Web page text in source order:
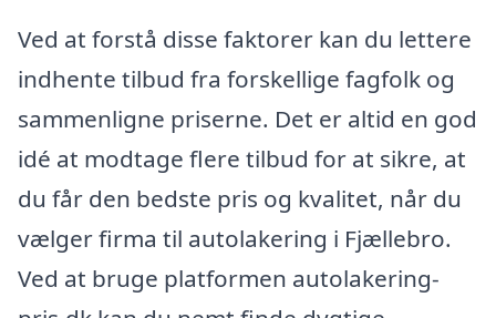
Ved at forstå disse faktorer kan du lettere
indhente tilbud fra forskellige fagfolk og
sammenligne priserne. Det er altid en god
idé at modtage flere tilbud for at sikre, at
du får den bedste pris og kvalitet, når du
vælger firma til autolakering i Fjællebro.
Ved at bruge platformen autolakering-